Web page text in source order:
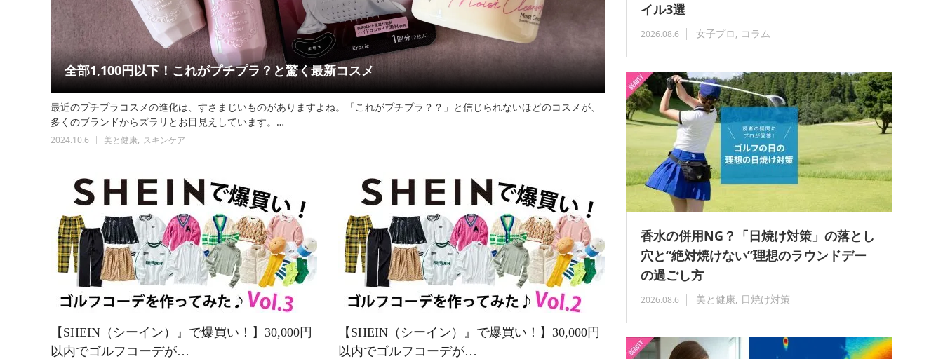
全部1,100円以下！これがプチプラ？と驚く最新コスメ
最近のプチプラコスメの進化は、すさまじいものがありますよね。「これがプチプラ？？」と信じられないほどのコスメが、
多くのブランドからズラリとお目見えしています。…
2024.10.6 美と健康 スキンケア
【SHEIN（シーイン）』で爆買い！】30,000円
以内でゴルフコーデが…
【SHEIN（シーイン）』で爆買い！】30,000円
以内でゴルフコーデが…
イル3選
2026.08.6 女子プロ コラム
香水の併用NG？「日焼け対策」の落とし
穴と“絶対焼けない”理想のラウンドデー
の過ごし方
2026.08.6 美と健康 日焼け対策